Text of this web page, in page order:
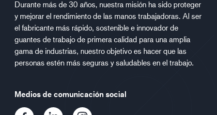
Durante más de 30 años, nuestra misión ha sido proteger
y mejorar el rendimiento de las manos trabajadoras. Al ser
el fabricante más rápido, sostenible e innovador de
guantes de trabajo de primera calidad para una amplia
gama de industrias, nuestro objetivo es hacer que las
personas estén más seguras y saludables en el trabajo.
Medios de comunicación social